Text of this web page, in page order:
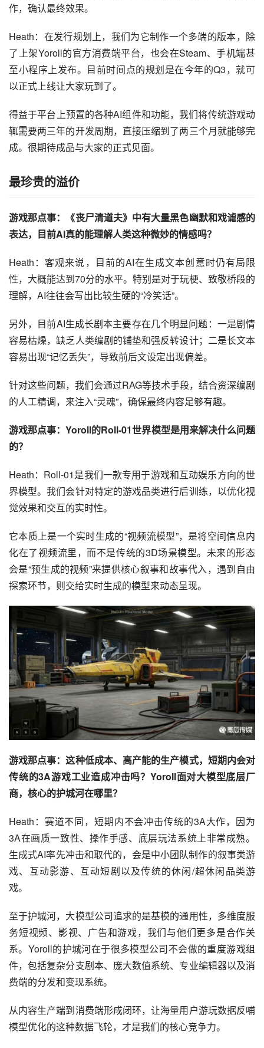
作，确认最终效果。
Heath：在发行规划上，我们为它制作一个多端的版本，除
了上架Yoroll的官方消费端平台，也会在Steam、手机端甚
至小程序上发布。目前时间点的规划是在今年的Q3，就可
以正式上线让大家玩到了。
得益于平台上预置的各种AI组件和功能，我们将传统游戏动
辄需要两三年的开发周期，直接压缩到了两三个月就能够完
成。很期待成品与大家的正式见面。
最珍贵的溢价
游戏那点事：《丧尸清道夫》中有大量黑色幽默和戏谑感的
表达，目前AI真的能理解人类这种微妙的情感吗？
Heath：客观来说，目前的AI在生成文本创意时仍有局限
性，大概能达到70分的水平。特别是对于玩梗、致敬桥段的
理解，AI往往会写出比较生硬的“冷笑话”。
另外，目前AI生成长剧本主要存在几个明显问题：一是剧情
容易枯燥，缺乏人类编剧的铺垫和强反转设计；二是长文本
容易出现“记忆丢失”，导致前后文设定出现偏差。
针对这些问题，我们会通过RAG等技术手段，结合资深编剧
的人工精调，来注入“灵魂”，确保最终内容足够有趣。
游戏那点事：Yoroll的Roll-01世界模型是用来解决什么问题
的？
Heath：Roll-01是我们一款专用于游戏和互动娱乐方向的世
界模型。我们会针对特定的游戏品类进行后训练，以优化视
觉效果和交互的实时性。
它本质上是一个实时生成的“视频流模型”，是将空间信息内
化在了视频流里，而不是传统的3D场景模型。未来的形态
会是“预生成的视频”来提供核心叙事和故事代入，遇到自由
探索环节，则交给实时生成的模型来动态呈现。
游戏那点事：这种低成本、高产能的生产模式，短期内会对
传统的3A游戏工业造成冲击吗？Yoroll面对大模型底层厂
商，核心的护城河在哪里？
Heath：赛道不同，短期内不会冲击传统的3A大作，因为
3A在画质一致性、操作手感、底层玩法系统上非常成熟。
生成式AI率先冲击和取代的，会是中小团队制作的叙事类游
戏、互动影游、互动短剧以及传统的休闲/超休闲品类游
戏。
至于护城河，大模型公司追求的是基模的通用性，多维度服
务短视频、影视、广告和游戏，我们与他们更多是合作关
系。Yoroll的护城河在于很多模型公司不会做的重度游戏组
件，包括复杂分支剧本、庞大数值系统、专业编辑器以及消
费端的分发和变现系统。
从内容生产端到消费端形成闭环，让海量用户游玩数据反哺
模型优化的这种数据飞轮，才是我们的核心竞争力。